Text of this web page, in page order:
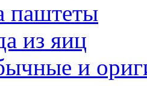
паштеты
из яиц
и